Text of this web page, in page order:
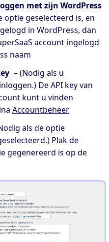
met zijn WordPress
optie geselecteerd is, en
in WordPress, dan
account ingelogd
naam
– (Nodig als u
De API key van
kunt u vinden
Accountbeheer
als de optie
Plak de
gegenereerd is op de